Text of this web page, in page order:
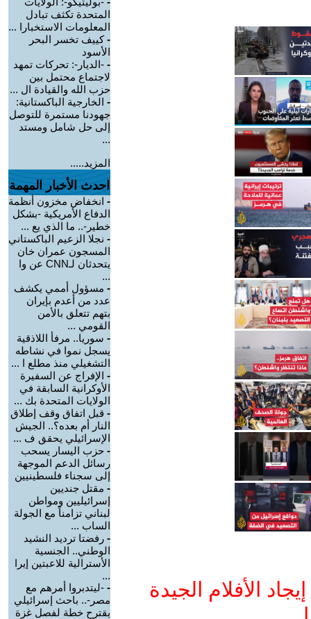
الأفلام الجيدة
المتحدة تكثف تبادل
المعلومات الاستخبارا ...
-كييف تخسر البحر
الأسود
- -الديار-: تحركات تمهد
لاجتماع محتمل بين
حزب الله والقيادة ال ...
- الخارجية الباكستانية:
جهودنا مستمرة للتوصل
إلى حل شامل ومستد
...
المزيد.....
احدث الأخبار المهمة
- انخفاض مخزون أنظمة
الدفاع الأمريكية -بشكل
خطير-.. ما الذي يع ...
- نجلا الزعيم الباكستاني
المسجون عمران خان
يتحدثان لـCNN عن وا
...
- مسؤول أممي يكشف
عدد من أعدم بإيران
بتهم تتعلق بالأمن
القومي ...
- سوريا.. مرفأ اللاذقية
يسجل نموا في نشاطه
التشغيلي منذ مطلع ا ...
- الإفراج عن السفيرة
الأوكرانية السابقة في
الولايات المتحدة بك ...
- قبل اتفاق وقف إطلاق
النار أم بعده؟.. الجيش
الإسرائيلي يحقق ف ...
- حزب اليسار يسحب
رسائل الدعم الموجهة
إلى سجناء فلسطينيين
- مقتل جنديين
إسرائيليين ومواطن
لبناني تزامناً مع الجولة
الساب ...
- رفضتا ترديد النشيد
الوطني.. الجنسية
الأسترالية للاعبتين إيرا
...
- -ليتدبروا أمرهم مع
مصر-.. باحث إسرائيلي
يقترح خطة لفصل غزة